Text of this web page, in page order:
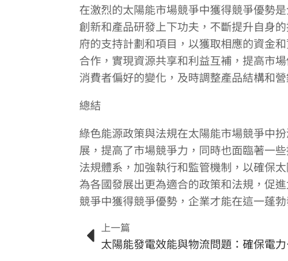
在激烈的太陽能市場競爭中獲得競爭優勢
創新和產品研發上下功夫，不斷提升自身
府的支持計劃和項目，以獲取相應的資金
合作，實現資源共享和利益互補，提高市
消費者偏好的變化，及時調整產品結構和
總結
綠色能源政策與法規在太陽能市場競爭中
展，提高了市場競爭力，同時也面臨著一
法規體系，加強執行和監管機制，以確保
為各國發展出更為適合的政策和法規，促
競爭中獲得競爭優勢，企業才能在這一蓬
上一篇
太